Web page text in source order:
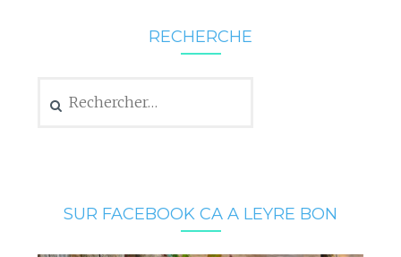
RECHERCHE
SUR FACEBOOK CA A LEYRE BON